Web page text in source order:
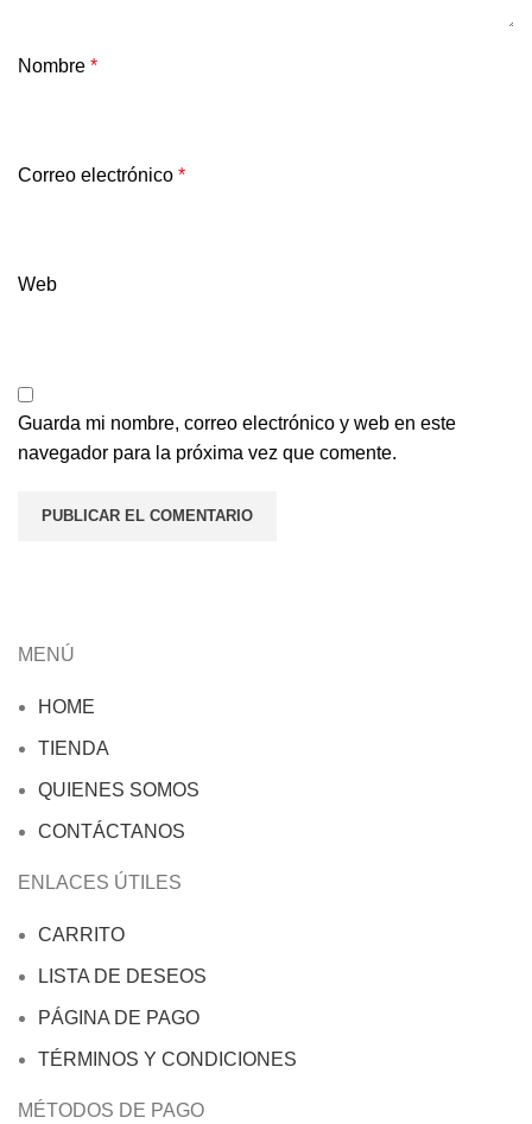
Nombre *
Correo electrónico *
Web
Guarda mi nombre, correo electrónico y web en este
navegador para la próxima vez que comente.
MENÚ
HOME
TIENDA
QUIENES SOMOS
CONTÁCTANOS
ENLACES ÚTILES
CARRITO
LISTA DE DESEOS
PÁGINA DE PAGO
TÉRMINOS Y CONDICIONES
MÉTODOS DE PAGO